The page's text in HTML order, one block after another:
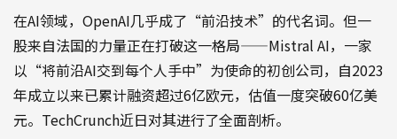
在AI领域，OpenAI几乎成了“前沿技术”的代名词。但一
股来自法国的力量正在打破这一格局——Mistral AI，一家
以“将前沿AI交到每个人手中”为使命的初创公司，自2023
年成立以来已累计融资超过6亿欧元，估值一度突破60亿美
元。TechCrunch近日对其进行了全面剖析。